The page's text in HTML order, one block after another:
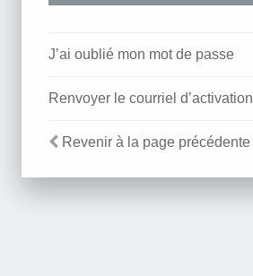
J’ai oublié mon mot de passe
Renvoyer le courriel d’activation
Revenir à la page précédente